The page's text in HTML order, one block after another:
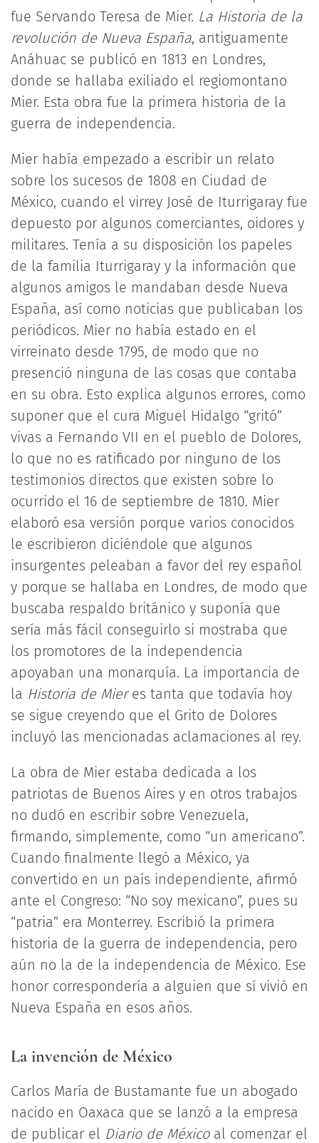
fue Servando Teresa de Mier. La Historia de la
revolución de Nueva España, antiguamente
Anáhuac se publicó en 1813 en Londres,
donde se hallaba exiliado el regiomontano
Mier. Esta obra fue la primera historia de la
guerra de independencia.
Mier había empezado a escribir un relato
sobre los sucesos de 1808 en Ciudad de
México, cuando el virrey José de Iturrigaray fue
depuesto por algunos comerciantes, oidores y
militares. Tenía a su disposición los papeles
de la familia Iturrigaray y la información que
algunos amigos le mandaban desde Nueva
España, así como noticias que publicaban los
periódicos. Mier no había estado en el
virreinato desde 1795, de modo que no
presenció ninguna de las cosas que contaba
en su obra. Esto explica algunos errores, como
suponer que el cura Miguel Hidalgo “gritó”
vivas a Fernando VII en el pueblo de Dolores,
lo que no es ratificado por ninguno de los
testimonios directos que existen sobre lo
ocurrido el 16 de septiembre de 1810. Mier
elaboró esa versión porque varios conocidos
le escribieron diciéndole que algunos
insurgentes peleaban a favor del rey español
y porque se hallaba en Londres, de modo que
buscaba respaldo británico y suponía que
sería más fácil conseguirlo si mostraba que
los promotores de la independencia
apoyaban una monarquía. La importancia de
la Historia de Mieres tanta que todavía hoy
se sigue creyendo que el Grito de Dolores
incluyó las mencionadas aclamaciones al rey.
La obra de Mier estaba dedicada a los
patriotas de Buenos Aires y en otros trabajos
no dudó en escribir sobre Venezuela,
firmando, simplemente, como “un americano”.
Cuando finalmente llegó a México, ya
convertido en un país independiente, afirmó
ante el Congreso: “No soy mexicano”, pues su
“patria” era Monterrey. Escribió la primera
historia de la guerra de independencia, pero
aún no la de la independencia de México. Ese
honor correspondería a alguien que sí vivió en
Nueva España en esos años.
La invención de México
Carlos María de Bustamante fue un abogado
nacido en Oaxaca que se lanzó a la empresa
de publicar el Diario de Méxicoal comenzar el